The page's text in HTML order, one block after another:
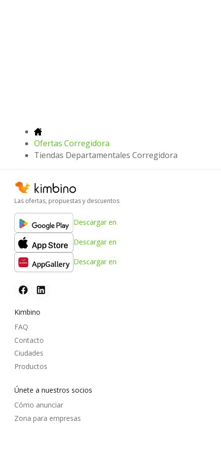
Ofertas Corregidora
Tiendas Departamentales Corregidora
Las ofertas, propuestas y descuentos
Descargar en
Descargar en
Descargar en
Kimbino
FAQ
Contacto
Ciudades
Productos
Únete a nuestros socios
Cómo anunciar
Zona para empresas